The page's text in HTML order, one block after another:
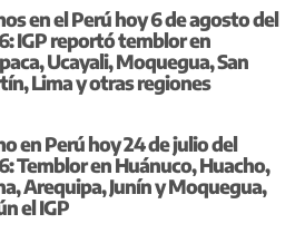
en el Perú hoy 6 de agosto del
IGP reportó temblor en
Ucayali, Moquegua, San
Lima y otras regiones
en Perú hoy 24 de julio del
Temblor en Huánuco, Huacho,
Arequipa, Junín y Moquegua,
el IGP